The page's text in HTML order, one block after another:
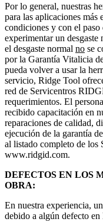
Por lo general, nuestras
para las aplicaciones más
condiciones y con el
experimentar un
el desgaste normal no se
por la Garantía Vitalicia
pueda volver a usar la
servicio, Ridge Tool
red de Servicentros
requerimientos. El
recibido capacitación en
reparaciones de calidad,
ejecución de la garantía
al listado completo de
www.ridgid.com.
DEFECTOS EN LOS
OBRA:
En nuestra experiencia,
debido a algún defecto